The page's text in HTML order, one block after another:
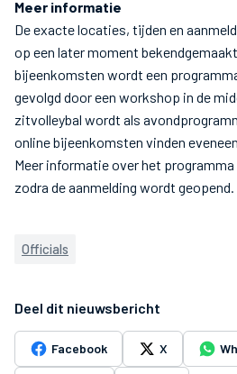
Meer informatie
De exacte locaties, tijden en
op een later moment
bijeenkomsten wordt een
gevolgd door een workshop in de
zitvolleybal wordt als
online bijeenkomsten vinden
Meer informatie over het
zodra de aanmelding wordt geopend.
Officials
Deel dit nieuwsbericht
Facebook X